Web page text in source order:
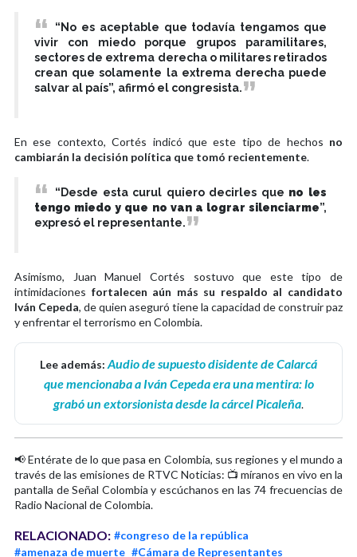
“No es aceptable que todavía tengamos que
vivir con miedo porque grupos paramilitares,
sectores de extrema derecha o militares retirados
crean que solamente la extrema derecha puede
salvar al país”, afirmó el congresista.
En ese contexto, Cortés indicó que este tipo de hechos no
cambiarán la decisión política que tomó recientemente.
“Desde esta curul quiero decirles que no les
tengo miedo y que no van a lograr silenciarme”,
expresó el representante.
Asimismo, Juan Manuel Cortés sostuvo que este tipo de
intimidaciones fortalecen aún más su respaldo al candidato
Iván Cepeda, de quien aseguró tiene la capacidad de construir paz
y enfrentar el terrorismo en Colombia.
Lee además: Audio de supuesto disidente de Calarcá
que mencionaba a Iván Cepeda era una mentira: lo
grabó un extorsionista desde la cárcel Picaleña.
📢 Entérate de lo que pasa en Colombia, sus regiones y el mundo a
través de las emisiones de RTVC Noticias: 📺 míranos en vivo en la
pantalla de Señal Colombia y escúchanos en las 74 frecuencias de
Radio Nacional de Colombia.
RELACIONADO: #congreso de la república
#amenaza de muerte #Cámara de Representantes